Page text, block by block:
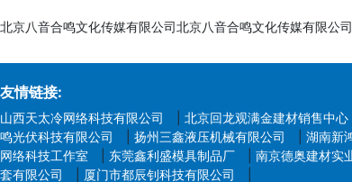
北京八音合鸣文化传媒有限公司北京八音合鸣文化传媒有限公司
友情链接:
山西天太冷网络科技有限公司 北京回龙观满金建材销售中心
鸣光伏科技有限公司
扬州三鑫液压机械有限公司 湖南新
网络科技工作室
东莞鑫利盛模具制品厂 南京德奥建材实
套有限公司
厦门市都辰钊科技有限公司